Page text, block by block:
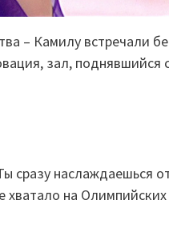
– Камилу встречали
зал, поднявшийся
сразу наслаждаешься
на